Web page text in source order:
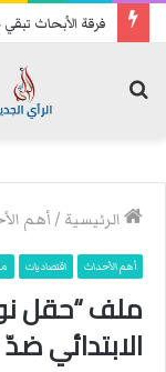
فرقة الأبحاث
الرئيسية /أهم
أهم الأحداث اقتصاديات
ملف “حقل
الابتدائي